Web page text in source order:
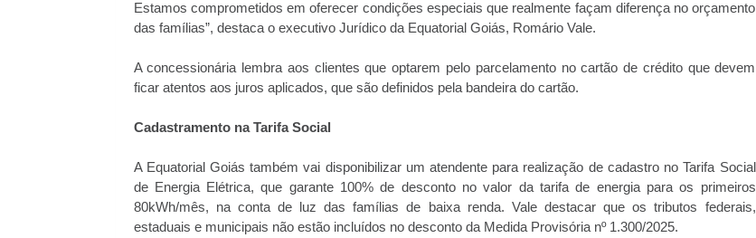
Estamos comprometidos em oferecer condições especiais que realmente façam diferença no orçamento
das famílias”, destaca o executivo Jurídico da Equatorial Goiás, Romário Vale.
A concessionária lembra aos clientes que optarem pelo parcelamento no cartão de crédito que devem
ficar atentos aos juros aplicados, que são definidos pela bandeira do cartão.
Cadastramento na Tarifa Social
A Equatorial Goiás também vai disponibilizar um atendente para realização de cadastro no Tarifa Social
de Energia Elétrica, que garante 100% de desconto no valor da tarifa de energia para os primeiros
80kWh/mês, na conta de luz das famílias de baixa renda. Vale destacar que os tributos federais,
estaduais e municipais não estão incluídos no desconto da Medida Provisória nº 1.300/2025.